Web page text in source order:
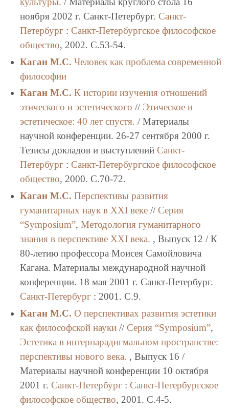
ноября 2002 г. Санкт-Петербург. Санкт-
Петербург: Санкт-Петербургское философское
общество, 2002. C.53-54.
Каган М.С. Человек как проблема современной
философии
Каган М.С. К истории изучения отношений
этического и эстетического // Этическое и
эстетическое: 40 лет спустя. / Материалы
научной конференции. 26-27 сентября 2000 г.
Тезисы докладов и выступлений Санкт-
Петербург: Санкт-Петербургское философское
общество, 2000. C.70-72.
Каган М.С. Перспективы развития
гуманитарных наук в ХХI веке// Серия
“Symposium”, Методология гуманитарного
знания в перспективе XXI века. , Выпуск 12 / К
80-летию профессора Моисея Самойловича
Кагана. Материалы международной научной
конференции. 18 мая 2001 г. Санкт-Петербург.
Санкт-Петербург: 2001. C.9.
Каган М.С. О перспективах развития эстетики
как философской науки// Серия “Symposium”,
Эстетика в интерпарадигмальном пространстве:
перспективы нового века. , Выпуск 16 /
Материалы научной конференции 10 октября
2001 г. Санкт-Петербург: Санкт-Петербургское
философское общество, 2001. C.4-5.